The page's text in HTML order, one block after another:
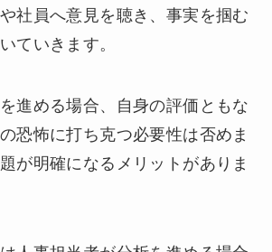
社員へ意見を聴き、事実を掴む
ていきます。
進める場合、自身の評価ともな
恐怖に打ち克つ必要性は否めま
が明確になるメリットがありま